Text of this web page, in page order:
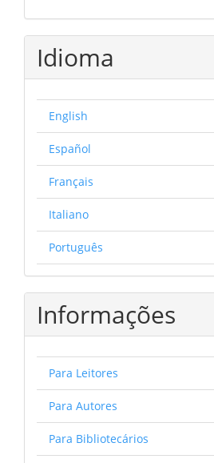
Idioma
English
Español
Français
Italiano
Português
Informações
Para Leitores
Para Autores
Para Bibliotecários